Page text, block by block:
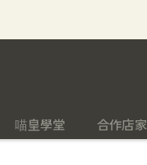
喵皇學堂 合作店家